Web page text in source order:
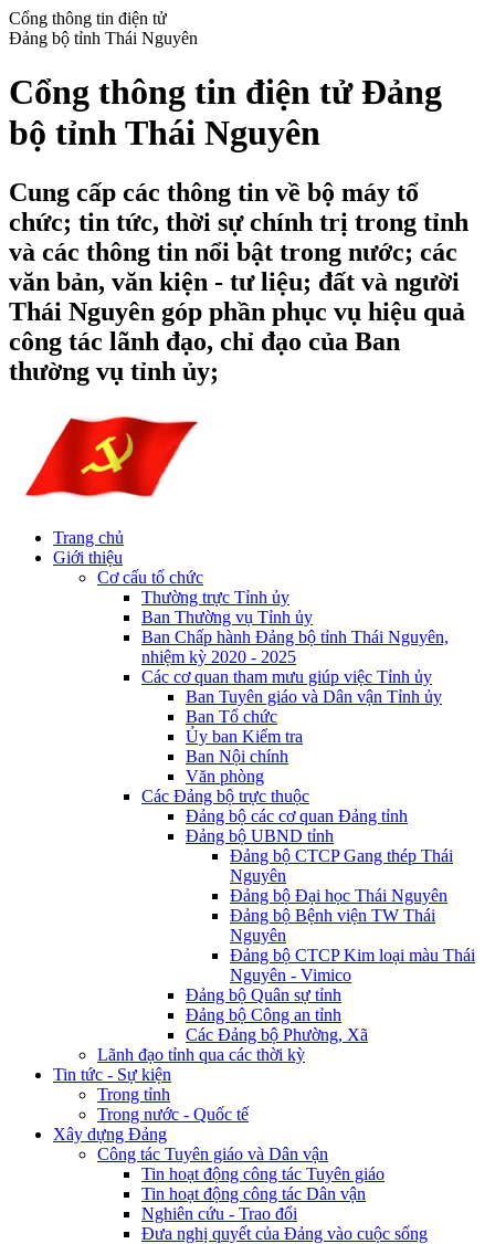
Cổng thông tin điện tử
Đảng bộ tỉnh Thái Nguyên
Cổng thông tin điện tử Đảng
bộ tỉnh Thái Nguyên
Cung cấp các thông tin về bộ máy tổ
chức; tin tức, thời sự chính trị trong tỉnh
và các thông tin nổi bật trong nước; các
văn bản, văn kiện - tư liệu; đất và người
Thái Nguyên góp phần phục vụ hiệu quả
công tác lãnh đạo, chỉ đạo của Ban
thường vụ tỉnh ủy;
Trang chủ
Giới thiệu
Cơ cấu tổ chức
Thường trực Tỉnh ủy
Ban Thường vụ Tỉnh ủy
Ban Chấp hành Đảng bộ tỉnh Thái Nguyên,
nhiệm kỳ 2020 - 2025
Các cơ quan tham mưu giúp việc Tỉnh ủy
Ban Tuyên giáo và Dân vận Tỉnh ủy
Ban Tổ chức
Ủy ban Kiểm tra
Ban Nội chính
Văn phòng
Các Đảng bộ trực thuộc
Đảng bộ các cơ quan Đảng tỉnh
Đảng bộ UBND tỉnh
Đảng bộ CTCP Gang thép Thái
Nguyên
Đảng bộ Đại học Thái Nguyên
Đảng bộ Bệnh viện TW Thái
Nguyên
Đảng bộ CTCP Kim loại màu Thái
Nguyên - Vimico
Đảng bộ Quân sự tỉnh
Đảng bộ Công an tỉnh
Các Đảng bộ Phường, Xã
Lãnh đạo tỉnh qua các thời kỳ
Tin tức - Sự kiện
Trong tỉnh
Trong nước - Quốc tế
Xây dựng Đảng
Công tác Tuyên giáo và Dân vận
Tin hoạt động công tác Tuyên giáo
Tin hoạt động công tác Dân vận
Nghiên cứu - Trao đổi
Đưa nghị quyết của Đảng vào cuộc sống